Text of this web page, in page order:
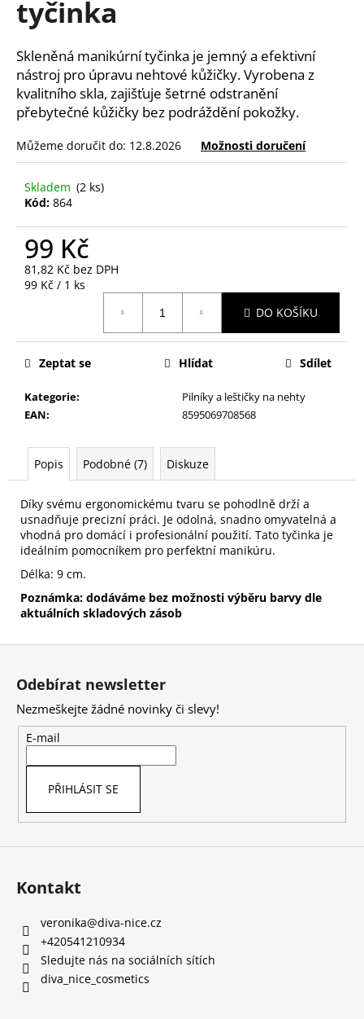
tyčinka
Skleněná manikúrní tyčinka je jemný a efektivní
nástroj pro úpravu nehtové kůžičky. Vyrobena z
kvalitního skla, zajišťuje šetrné odstranění
přebytečné kůžičky bez podráždění pokožky.
Můžeme doručit do: 12.8.2026 Možnosti doručení
Skladem (2 ks)
Kód: 864
99 Kč
81,82 Kč bez DPH
Měrná
99 Kč / 1 ks
DO KOŠÍKU
Kategorie:
Pilníky a leštičky na nehty
EAN: 8595069708568
Zeptat se Hlídat Sdílet
Popis Podobné (7) Diskuze
Díky svému ergonomickému tvaru se pohodlně drží a
usnadňuje precizní práci. Je odolná, snadno omyvatelná a
vhodná pro domácí i profesionální použití. Tato tyčinka je
ideálním pomocníkem pro perfektní manikúru.
Délka: 9 cm.
Poznámka: dodáváme bez možnosti výběru barvy dle
aktuálních skladových zásob
a
í
t
?
D
o
p
e
HOUBIČKA
NA
MAKE-
UP,
KULATÁ
59
Kč
Z
Odebírat newsletter
Nezmeškejte žádné novinky či slevy!
E-mail
PŘIHLÁSIT SE
Kontakt
veronika@diva-nice.cz
+420541210934
Sledujte nás na sociálních sítích
diva_nice_cosmetics